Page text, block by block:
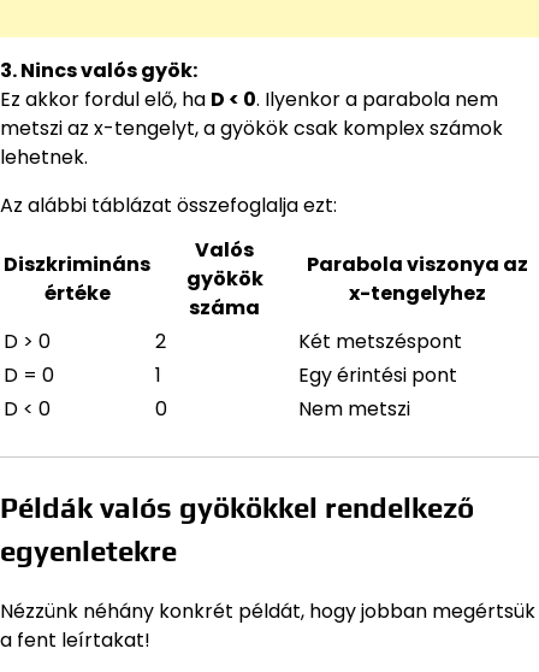
3. Nincs valós gyök:
Ez akkor fordul elő, ha D < 0. Ilyenkor a parabola nem
metszi az x-tengelyt, a gyökök csak komplex számok
lehetnek.
Az alábbi táblázat összefoglalja ezt:
Diszkrimináns
értéke
Valós
gyökök
száma
Parabola viszonya az
x-tengelyhez
D > 0
2
Két metszéspont
D = 0
1
Egy érintési pont
D < 0
0 Nem metszi
Példák valós gyökökkel rendelkező
egyenletekre
Nézzünk néhány konkrét példát, hogy jobban megértsük
a fent leírtakat!